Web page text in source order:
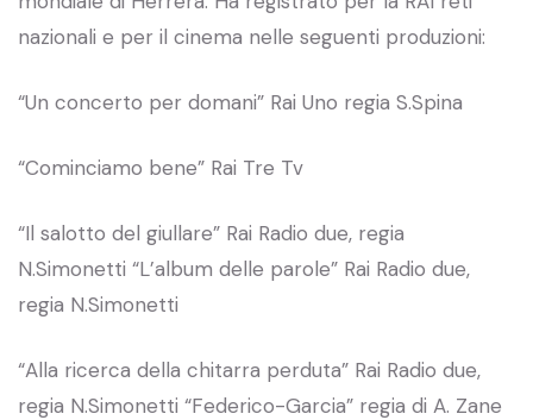
nazionali e per il cinema nelle seguenti produzioni:
“Un concerto per domani” Rai Uno regia S.Spina
“Cominciamo bene” Rai Tre Tv
“Il salotto del giullare” Rai Radio due, regia
N.Simonetti “L’album delle parole” Rai Radio due,
regia N.Simonetti
“Alla ricerca della chitarra perduta” Rai Radio due,
regia N.Simonetti “Federico-Garcia” regia di A. Zane